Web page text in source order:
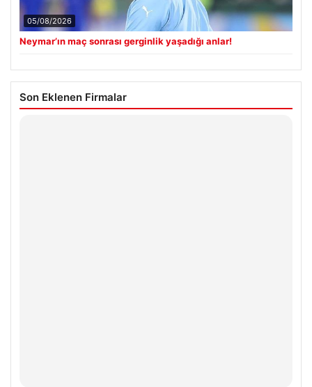
05/08/2026
Neymar’ın maç sonrası gerginlik yaşadığı anlar!
Son Eklenen Firmalar